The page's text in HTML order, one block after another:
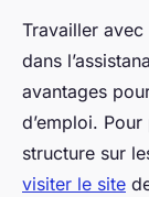
Travailler
dans
avantages
d’emploi.
structure sur
visiter le site